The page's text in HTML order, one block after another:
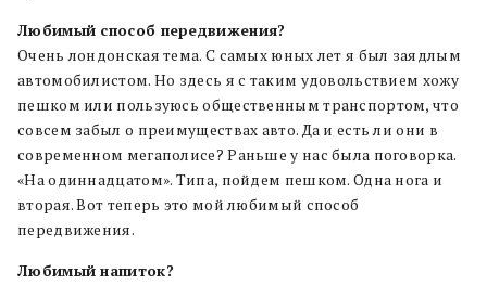
Любимый способ передвижения?
Очень лондонская тема. С самых юных лет я был заядлым
автомобилистом. Но здесь я с таким удовольствием хожу
пешком или пользуюсь общественным транспортом, что
совсем забыл о преимуществах авто. Да и есть ли они в
современном мегаполисе? Раньше у нас была поговорка.
«На одиннадцатом». Типа, пойдем пешком. Одна нога и
вторая. Вот теперь это мой любимый способ
передвижения.
Любимый напиток?